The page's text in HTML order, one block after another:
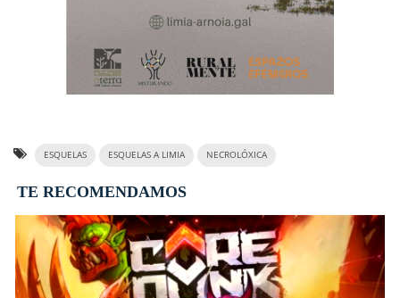
ESQUELAS ESQUELAS A LIMIA NECROLÓXICA
TE RECOMENDAMOS